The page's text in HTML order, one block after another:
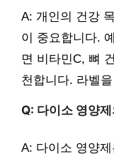
A: 개인의 건강
이 중요합니다.
면 비타민C, 뼈
천합니다. 라벨
Q: 다이소 영양
A: 다이소 영양